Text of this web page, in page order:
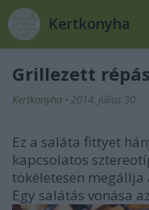
Kertkonyha
Grillezett
Kertkonyha • 2014. július 30.
Ez a saláta fittyet
kapcsolatos
tökéletesen
Egy salátás vonása